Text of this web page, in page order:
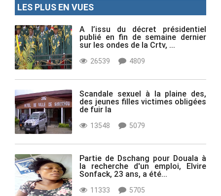
LES PLUS EN VUES
A l’issu du décret présidentiel
publié en fin de semaine dernier
sur les ondes de la Crtv, ...
26539 4809
Scandale sexuel à la plaine des,
des jeunes filles victimes obligées
de fuir la
13548 5079
Partie de Dschang pour Douala à
la recherche d'un emploi, Elvire
Sonfack, 23 ans, a été...
11333 5705